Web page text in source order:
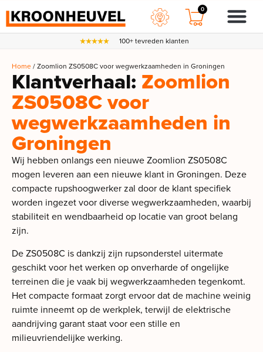
0
100+ tevreden klanten
Home/ Zoomlion ZS0508C voor wegwerkzaamheden in Groningen
Klantverhaal: Zoomlion
ZS0508C voor
wegwerkzaamheden in
Groningen
Wij hebben onlangs een nieuwe Zoomlion ZS0508C
mogen leveren aan een nieuwe klant in Groningen. Deze
compacte rupshoogwerker zal door de klant specifiek
worden ingezet voor diverse wegwerkzaamheden, waarbij
stabiliteit en wendbaarheid op locatie van groot belang
zijn.
De ZS0508C is dankzij zijn rupsonderstel uitermate
geschikt voor het werken op onverharde of ongelijke
terreinen die je vaak bij wegwerkzaamheden tegenkomt.
Het compacte formaat zorgt ervoor dat de machine weinig
ruimte inneemt op de werkplek, terwijl de elektrische
aandrijving garant staat voor een stille en
milieuvriendelijke werking.